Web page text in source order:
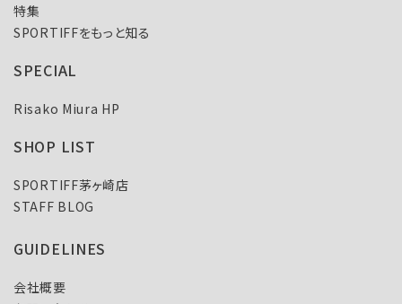
特集
SPORTIFFをもっと知る
SPECIAL
Risako Miura HP
SHOP LIST
SPORTIFF茅ヶ崎店
STAFF BLOG
GUIDELINES
会社概要